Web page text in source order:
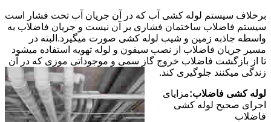
برخلاف سیستم لوله کشی آب که در آن جریان آب تحت فشار است
سیستم فاضلاب ساختمان فشاری بر آن نیست و جریان فاضلاب به
واسطه جاذبه زمین و شیب لوله کشی صورت میگیرد.البته در
مسیر جریان فاضلاب از نصب سیفون و لوله تهویه استفاده میشود
تا از بازگشت فاضلاب خروج گاز سمی و موجوداتی موزی که در آن
زندگی میکنند جلوگیری کند.
لوله کشی فاضلاب:مزایای
اجرای صحیح لوله کشی
فاضلاب